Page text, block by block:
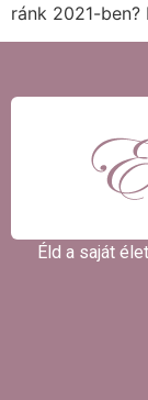
ránk 2021-
Éld a saját